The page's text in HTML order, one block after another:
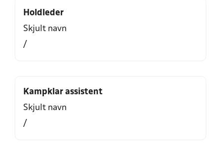
Holdleder
Skjult navn
/
Kampklar assistent
Skjult navn
/